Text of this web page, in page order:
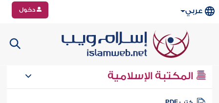
عربي دخول
المكتبة الإسلامية